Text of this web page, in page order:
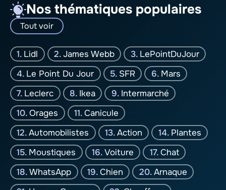
Nos thématiques populaires
Tout voir
Lidl James Webb
LePointDuJour
Le Point Du Jour
SFR
Mars
Leclerc
Ikea
Intermarché
Orages
Canicule
Automobilistes
Action
Plantes
Moustiques
Voiture
Chat
WhatsApp
Chien
Arnaque